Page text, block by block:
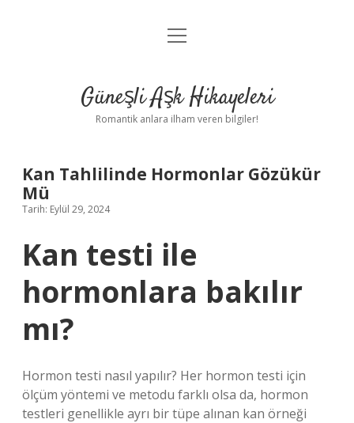
Anasayfa
Yasal Uyarı
menüyü
Güneşli Aşk Hikayeleri
Romantik anlara ilham veren bilgiler!
Kan Tahlilinde Hormonlar Gözükür
Mü
Tarih: Eylül 29, 2024
Kan testi ile
hormonlara bakılır
mı?
Hormon testi nasıl yapılır? Her hormon testi için
ölçüm yöntemi ve metodu farklı olsa da, hormon
testleri genellikle ayrı bir tüpe alınan kan örneği